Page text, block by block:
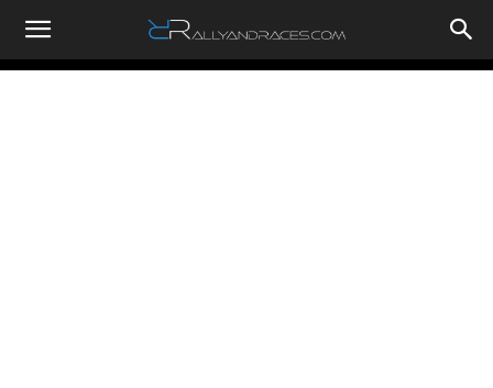
RallyandRaces.com